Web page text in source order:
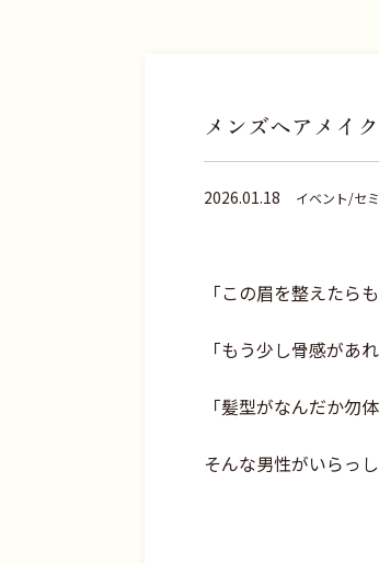
メンズヘアメイ
2026.01.18 イベント/セ
「この眉を整えたら
「もう少し骨感があ
「髪型がなんだか勿
そんな男性がいらっ